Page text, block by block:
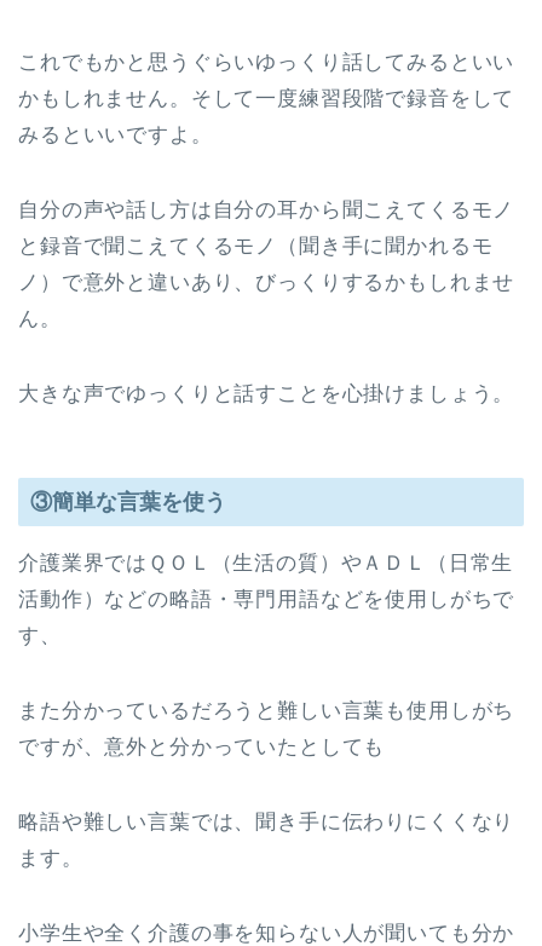
これでもかと思うぐらいゆっくり話してみるといい
かもしれません。そして一度練習段階で録音をして
みるといいですよ。
自分の声や話し方は自分の耳から聞こえてくるモノ
と録音で聞こえてくるモノ（聞き手に聞かれるモ
ノ）で意外と違いあり、びっくりするかもしれませ
ん。
大きな声でゆっくりと話すことを心掛けましょう。
③簡単な言葉を使う
介護業界ではＱＯＬ（生活の質）やＡＤＬ（日常生
活動作）などの略語・専門用語などを使用しがちで
す、
また分かっているだろうと難しい言葉も使用しがち
ですが、意外と分かっていたとしても
略語や難しい言葉では、聞き手に伝わりにくくなり
ます。
小学生や全く介護の事を知らない人が聞いても分か